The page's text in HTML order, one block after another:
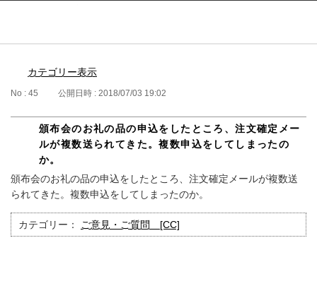
ふるぽ featuring ふるさとチョイスはじめて
カテゴリー表示
No : 45 公開日時 : 2018/07/03 19:02
頒布会のお礼の品の申込をしたところ、注文確定メー
ルが複数送られてきた。複数申込をしてしまったの
か。
頒布会のお礼の品の申込をしたところ、注文確定メールが複数送
られてきた。複数申込をしてしまったのか。
カテゴリー： ご意見・ご質問 [CC]